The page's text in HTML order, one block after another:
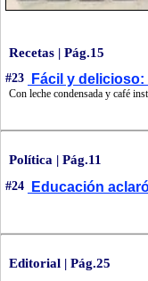
Recetas | Pág.15
#23 Fácil y
Con leche condensada y café
Política | Pág.11
#24 Educación
Editorial | Pág.25